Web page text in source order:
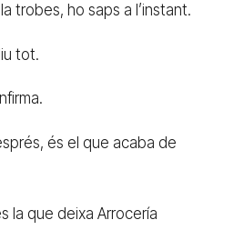
trobes, ho saps a l’instant.
tot.
és el que acaba de
la que deixa Arrocería